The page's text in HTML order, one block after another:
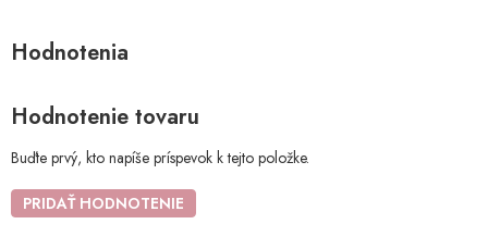
Hodnotenie tovaru
Buďte prvý, kto napíše príspevok k tejto položke.
PRIDAŤ HODNOTENIE